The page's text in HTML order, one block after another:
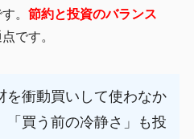
。 節約と投資のバランス
です。
を衝動買いして使わなか
「買う前の冷静さ」も投